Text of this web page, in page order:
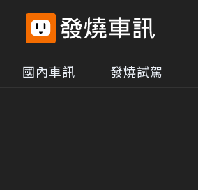
國內車訊 發燒試駕